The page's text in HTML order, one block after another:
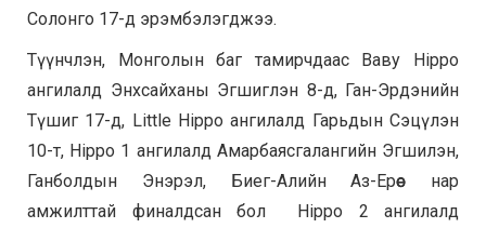
Солонго 17-д эрэмбэлэгджээ.
Түүнчлэн, Монголын баг тамирчдаас Ваву Hippo
ангилалд Энхсайханы Эгшиглэн 8-д, Ган-Эрдэнийн
Түшиг 17-д, Little Hippo ангилалд Гарьдын Сэцүлэн
10-т, Hippo 1 ангилалд Амарбаясгалангийн Эгшилэн,
Ганболдын Энэрэл, Биег-Алийн Аз-Ерөөе нар
амжилттай финалдсан бол Hippo 2 ангилалд